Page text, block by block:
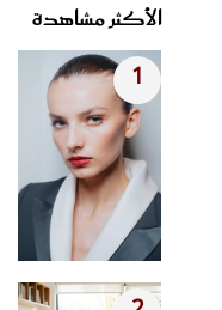
الأكثر مشاهدة
1